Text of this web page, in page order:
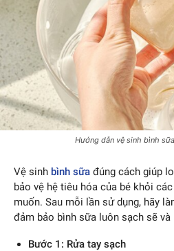
Hướng dẫn vệ sinh bình
Vệ sinh bình sữa đúng cách giúp
bảo vệ hệ tiêu hóa của bé khỏi
muốn. Sau mỗi lần sử dụng, hãy
đảm bảo bình sữa luôn sạch sẽ và
Bước 1: Rửa tay sạch